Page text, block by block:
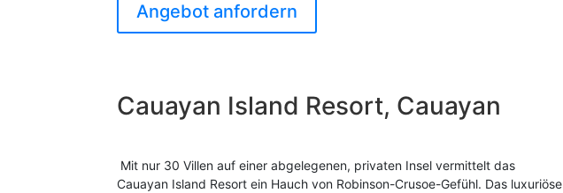
Angebot anfordern
Cauayan Island Resort, Cauayan
Mit nur 30 Villen auf einer abgelegenen, privaten Insel vermittelt das
Cauayan Island Resort ein Hauch von Robinson-Crusoe-Gefühl. Das luxuriöse